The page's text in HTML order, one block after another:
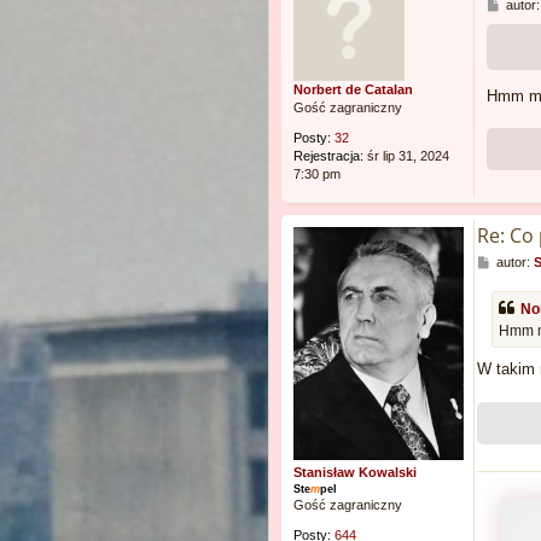
Norbert de Catalan
Gość zagraniczny
Posty: 32
Rejestracja: śr lip 31, 2024
7:30 pm
P
o
autor:
Hmm
Stanisław Kowalski
Stempel
Gość zagraniczny
Posty: 644
Re:
P
s
autor:
Hmm
W takim